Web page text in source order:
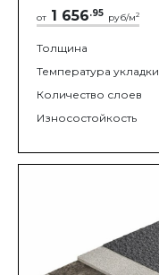
от 1 656.95 руб/м2
Толщина
Температура укладки
Количество слоев
Износостойкость